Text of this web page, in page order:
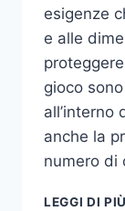
esigenze
e alle
gioco
all’interno
anche la
numero di
LEGGI DI PIÙ